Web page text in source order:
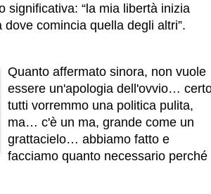
significativa: “la mia libertà inizia
comincia quella degli altri”.
Quanto affermato sinora, non vuole
essere un'apologia dell'ovvio…
tutti vorremmo una politica pulita,
ma… c'è un ma, grande come un
grattacielo… abbiamo fatto e
facciamo quanto necessario perché